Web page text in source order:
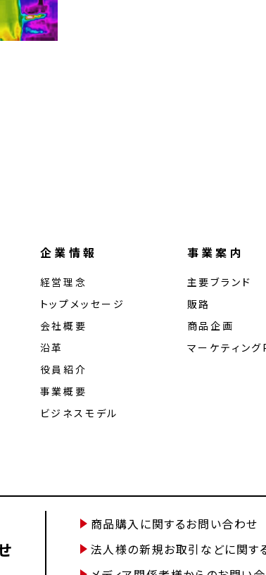
企業情報
経営理念
トップメッセージ
会社概要
沿革
役員紹介
事業概要
ビジネスモデル
事業案内
主要ブランド
販路
商品企画
マーケティング
商品購入に関するお問い合わせ
法人様の新規お取引などに関す